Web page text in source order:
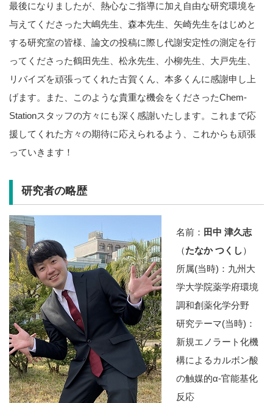
最後になりましたが、熱心なご指導に加え自由な研究環境を
与えてくださった大嶋先生、森本先生、矢崎先生をはじめと
する研究室の皆様、論文の投稿に際し代謝安定性の測定を行
ってくださった鶴田先生、松永先生、小柳先生、大戸先生、
リバイズを頑張ってくれた古賀くん、本多くんに感謝申し上
げます。また、このような貴重な機会をくださったChem-
Stationスタッフの方々にも深く感謝いたします。これまで応
援してくれた方々の期待に応えられるよう、これからも頑張
っていきます！
研究者の略歴
名前： 田中 津久志
（たなか つくし）
所属(当時)：九州大
学大学院薬学府環境
調和創薬化学分野
研究テーマ(当時)：
新規エノラート化機
構によるカルボン酸
の触媒的α-官能基化
反応